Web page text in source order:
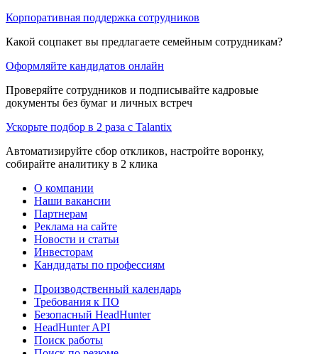
Корпоративная поддержка сотрудников
Какой соцпакет вы предлагаете семейным сотрудникам?
Оформляйте кандидатов онлайн
Проверяйте сотрудников и подписывайте кадровые
документы без бумаг и личных встреч
Ускорьте подбор в 2 раза с Talantix
Автоматизируйте сбор откликов, настройте воронку,
собирайте аналитику в 2 клика
О компании
Наши вакансии
Партнерам
Реклама на сайте
Новости и статьи
Инвесторам
Кандидаты по профессиям
Производственный календарь
Требования к ПО
Безопасный HeadHunter
HeadHunter API
Поиск работы